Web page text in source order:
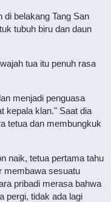
di belakang Tang San
tubuh biru dan daun
tua itu penuh rasa
menjadi penguasa
kepala klan." Saat dia
tetua dan membungkuk
naik, tetua pertama tahu
membawa sesuatu
pribadi merasa bahwa
pergi, tidak ada lagi